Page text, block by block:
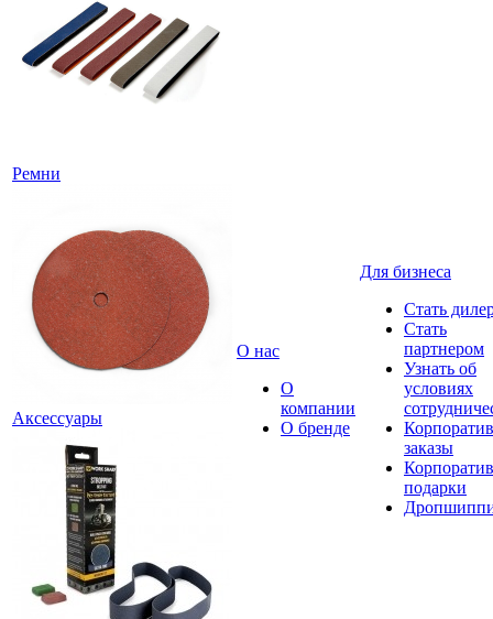
Ремни
Аксессуары
О нас
О
компании
О бренде
Для бизнеса
Стать
Стать
партнером
Узнать об
условиях
заказы
подарки